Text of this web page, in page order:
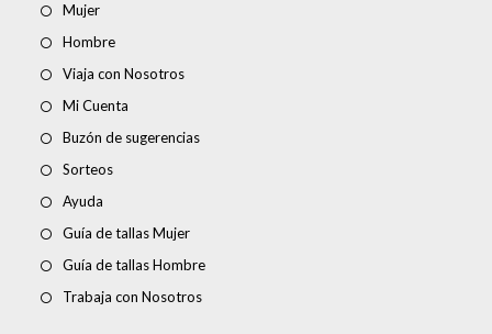
Mujer
Hombre
Viaja con Nosotros
Mi Cuenta
Buzón de sugerencias
Sorteos
Ayuda
Guía de tallas Mujer
Guía de tallas Hombre
Trabaja con Nosotros